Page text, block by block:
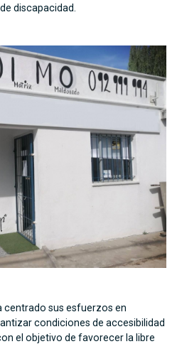
discapacidad.
centrado sus esfuerzos en
condiciones de accesibilidad
el objetivo de favorecer la libre